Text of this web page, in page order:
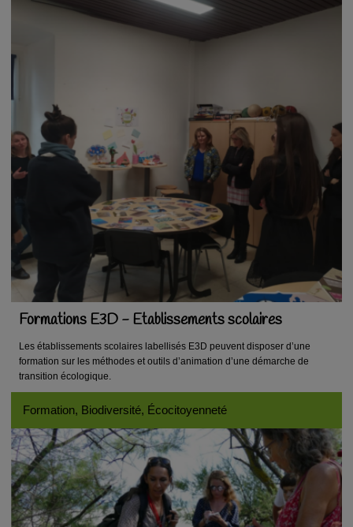
Formations E3D - Etablissements scolaires
Les établissements scolaires labellisés E3D peuvent disposer d’une
formation sur les méthodes et outils d’animation d’une démarche de
transition écologique.
Formation, Biodiversité, Écocitoyenneté